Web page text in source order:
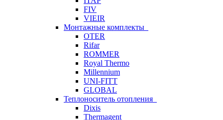
FIV
VIEIR
Монтажные комплекты
OTER
Rifar
ROMMER
Royal Thermo
Millennium
UNI-FITT
GLOBAL
Теплоноситель отопления
Dixis
Thermagent